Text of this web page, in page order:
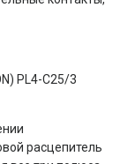
PL4-C25/3
расцепитель